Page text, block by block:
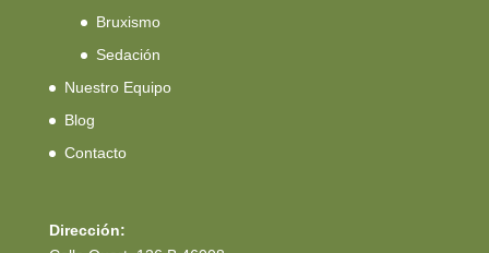
Bruxismo
Sedación
Nuestro Equipo
Blog
Contacto
Dirección: